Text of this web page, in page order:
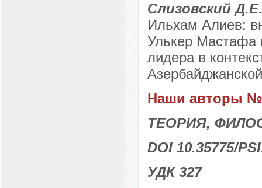
Слизовский
Ильхам Алиев:
Улькер Мастафа
лидера в
Наши авторы №
ТЕОРИЯ,
DOI 10.35775/
УДК 327